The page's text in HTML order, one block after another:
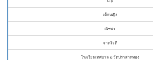
เด็กหญิง
ณิชชา
จาดใจดี
โรงเรียนเทศบาล ๒ วัดปราสาททอง